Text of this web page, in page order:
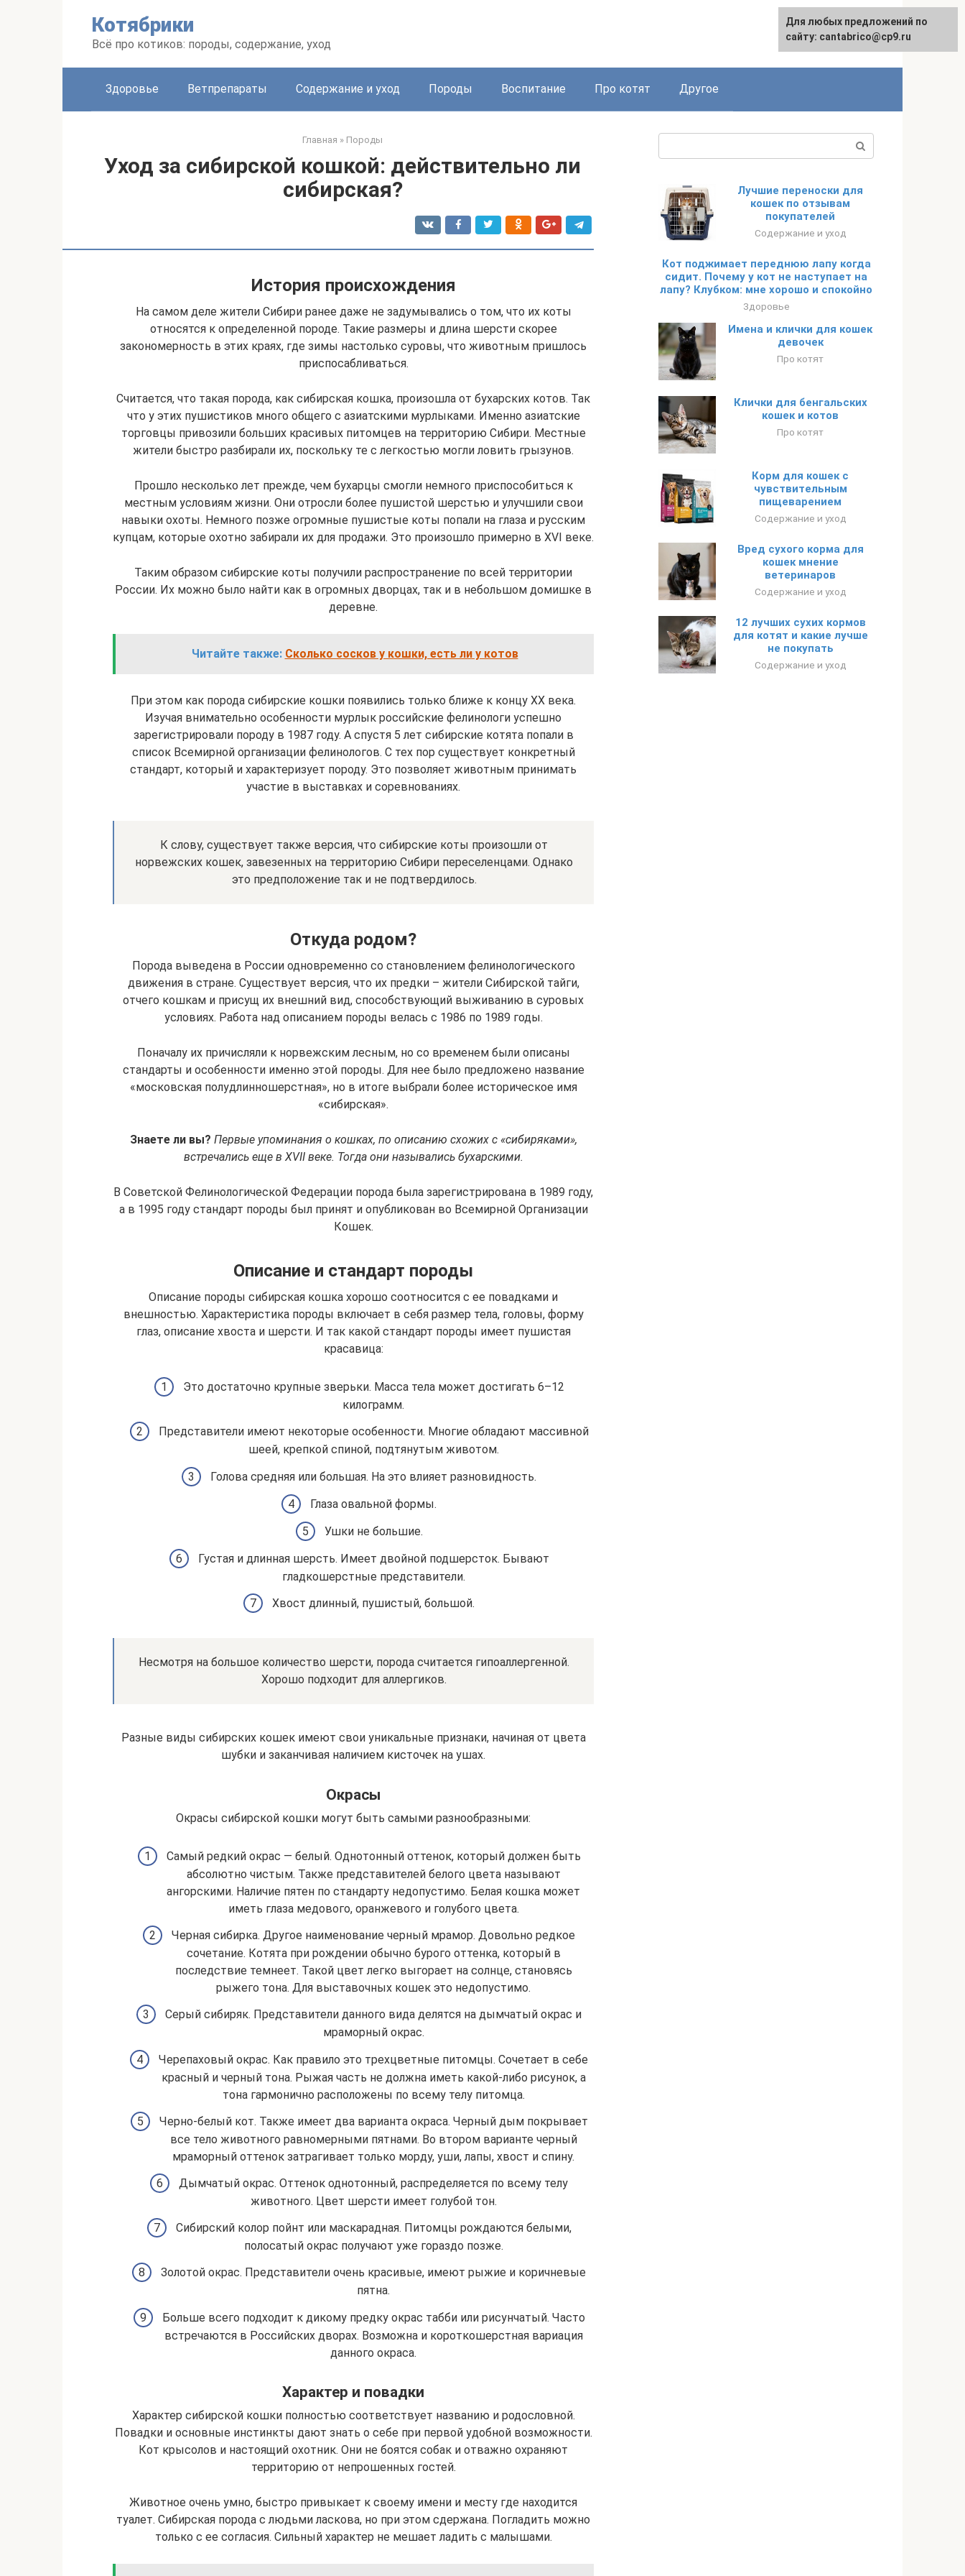
Котябрики
Всё про котиков: породы, содержание, уход
English
Здоровье Ветпрепараты Содержание и уход Породы Воспитание Про котят Другое
Главная » Породы
Уход за сибирской кошкой: действительно ли
сибирская?
История происхождения
На самом деле жители Сибири ранее даже не задумывались о том, что их коты
относятся к определенной породе. Такие размеры и длина шерсти скорее
закономерность в этих краях, где зимы настолько суровы, что животным пришлось
приспосабливаться.
Считается, что такая порода, как сибирская кошка, произошла от бухарских котов. Так
что у этих пушистиков много общего с азиатскими мурлыками. Именно азиатские
торговцы привозили больших красивых питомцев на территорию Сибири. Местные
жители быстро разбирали их, поскольку те с легкостью могли ловить грызунов.
Прошло несколько лет прежде, чем бухарцы смогли немного приспособиться к
местным условиям жизни. Они отросли более пушистой шерстью и улучшили свои
навыки охоты. Немного позже огромные пушистые коты попали на глаза и русским
купцам, которые охотно забирали их для продажи. Это произошло примерно в XVI веке.
Таким образом сибирские коты получили распространение по всей территории
России. Их можно было найти как в огромных дворцах, так и в небольшом домишке в
деревне.
Читайте также: Сколько сосков у кошки, есть ли у котов
При этом как порода сибирские кошки появились только ближе к концу ХХ века.
Изучая внимательно особенности мурлык российские фелинологи успешно
зарегистрировали породу в 1987 году. А спустя 5 лет сибирские котята попали в
список Всемирной организации фелинологов. С тех пор существует конкретный
стандарт, который и характеризует породу. Это позволяет животным принимать
участие в выставках и соревнованиях.
К слову, существует также версия, что сибирские коты произошли от
норвежских кошек, завезенных на территорию Сибири переселенцами. Однако
это предположение так и не подтвердилось.
Откуда родом?
Порода выведена в России одновременно со становлением фелинологического
движения в стране. Существует версия, что их предки – жители Сибирской тайги,
отчего кошкам и присущ их внешний вид, способствующий выживанию в суровых
условиях. Работа над описанием породы велась с 1986 по 1989 годы.
Поначалу их причисляли к норвежским лесным, но со временем были описаны
стандарты и особенности именно этой породы. Для нее было предложено название
«московская полудлинношерстная», но в итоге выбрали более историческое имя
«сибирская».
Знаете ли вы? Первые упоминания о кошках, по описанию схожих с «сибиряками»,
встречались еще в XVII веке. Тогда они назывались бухарскими.
В Советской Фелинологической Федерации порода была зарегистрирована в 1989 году,
а в 1995 году стандарт породы был принят и опубликован во Всемирной Организации
Кошек.
Описание и стандарт породы
Описание породы сибирская кошка хорошо соотносится с ее повадками и
внешностью. Характеристика породы включает в себя размер тела, головы, форму
глаз, описание хвоста и шерсти. И так какой стандарт породы имеет пушистая
красавица:
Это достаточно крупные зверьки. Масса тела может достигать 6–12
килограмм.
Представители имеют некоторые особенности. Многие обладают массивной
шеей, крепкой спиной, подтянутым животом.
Голова средняя или большая. На это влияет разновидность.
Глаза овальной формы.
Ушки не большие.
Густая и длинная шерсть. Имеет двойной подшерсток. Бывают
гладкошерстные представители.
Хвост длинный, пушистый, большой.
Несмотря на большое количество шерсти, порода считается гипоаллергенной.
Хорошо подходит для аллергиков.
Разные виды сибирских кошек имеют свои уникальные признаки, начиная от цвета
шубки и заканчивая наличием кисточек на ушах.
Окрасы
Окрасы сибирской кошки могут быть самыми разнообразными:
Самый редкий окрас — белый. Однотонный оттенок, который должен быть
абсолютно чистым. Также представителей белого цвета называют
ангорскими. Наличие пятен по стандарту недопустимо. Белая кошка может
иметь глаза медового, оранжевого и голубого цвета.
Черная сибирка. Другое наименование черный мрамор. Довольно редкое
сочетание. Котята при рождении обычно бурого оттенка, который в
последствие темнеет. Такой цвет легко выгорает на солнце, становясь
рыжего тона. Для выставочных кошек это недопустимо.
Серый сибиряк. Представители данного вида делятся на дымчатый окрас и
мраморный окрас.
Черепаховый окрас. Как правило это трехцветные питомцы. Сочетает в себе
красный и черный тона. Рыжая часть не должна иметь какой-либо рисунок, а
тона гармонично расположены по всему телу питомца.
Черно-белый кот. Также имеет два варианта окраса. Черный дым покрывает
все тело животного равномерными пятнами. Во втором варианте черный
мраморный оттенок затрагивает только морду, уши, лапы, хвост и спину.
Дымчатый окрас. Оттенок однотонный, распределяется по всему телу
животного. Цвет шерсти имеет голубой тон.
Сибирский колор пойнт или маскарадная. Питомцы рождаются белыми,
полосатый окрас получают уже гораздо позже.
Золотой окрас. Представители очень красивые, имеют рыжие и коричневые
пятна.
Больше всего подходит к дикому предку окрас табби или рисунчатый. Часто
встречаются в Российских дворах. Возможна и короткошерстная вариация
данного окраса.
Характер и повадки
Характер сибирской кошки полностью соответствует названию и родословной.
Повадки и основные инстинкты дают знать о себе при первой удобной возможности.
Кот крысолов и настоящий охотник. Они не боятся собак и отважно охраняют
территорию от непрошенных гостей.
Животное очень умно, быстро привыкает к своему имени и месту где находится
туалет. Сибирская порода с людьми ласкова, но при этом сдержана. Погладить можно
только с ее согласия. Сильный характер не мешает ладить с малышами.
Лучшие переноски для
кошек по отзывам
покупателей
Содержание и уход
Кот поджимает переднюю лапу когда
сидит. Почему у кот не наступает на
лапу? Клубком: мне хорошо и спокойно
Здоровье
Имена и клички для кошек
девочек
Про котят
Клички для бенгальских
кошек и котов
Про котят
Корм для кошек с
чувствительным
пищеварением
Содержание и уход
Вред сухого корма для
кошек мнение
ветеринаров
Содержание и уход
12 лучших сухих кормов
для котят и какие лучше
не покупать
Содержание и уход
Для любых предложений по
сайту: cantabrico@cp9.ru